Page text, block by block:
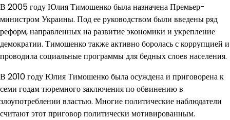
В 2005 году Юлия Тимошенко была назначена Премьер-
министром Украины. Под ее руководством были введены ряд
реформ, направленных на развитие экономики и укрепление
демократии. Тимошенко также активно боролась с коррупцией и
проводила социальные программы для бедных слоев населения.
В 2010 году Юлия Тимошенко была осуждена и приговорена к
семи годам тюремного заключения по обвинению в
злоупотреблении властью. Многие политические наблюдатели
считают этот приговор политически мотивированным.